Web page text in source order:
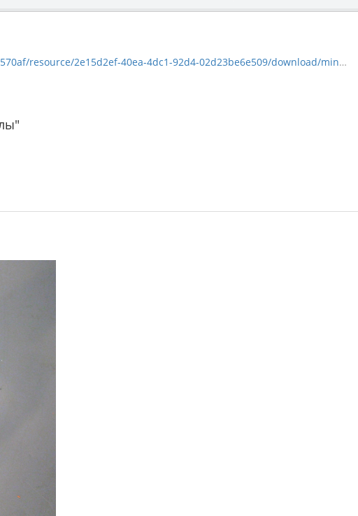
2e15d2ef-40ea-4dc1-92d4-02d23be6e509/download/mineral_40521.jpg